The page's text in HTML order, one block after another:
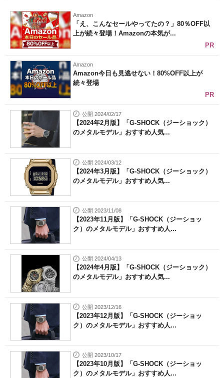
Amazon
「え、こんなセールやってたの？」80％OFF以
上が続々登場！Amazonの本気が...
PR
Amazon
Amazon今日も見逃せない！80%OFF以上が
続々登場
PR
公開 2024/02/17
【2024年2月版】「G-SHOCK（ジーショック）
のメタルモデル」おすすめ人気...
公開 2024/03/12
【2024年3月版】「G-SHOCK（ジーショック）
のメタルモデル」おすすめ人気...
公開 2023/11/08
【2023年11月版】「G-SHOCK（ジーショッ
ク）のメタルモデル」おすすめ人...
公開 2024/04/13
【2024年4月版】「G-SHOCK（ジーショック）
のメタルモデル」おすすめ人気...
公開 2023/12/16
【2023年12月版】「G-SHOCK（ジーショッ
ク）のメタルモデル」おすすめ人...
公開 2023/10/17
【2023年10月版】「G-SHOCK（ジーショッ
ク）のメタルモデル」おすすめ人...